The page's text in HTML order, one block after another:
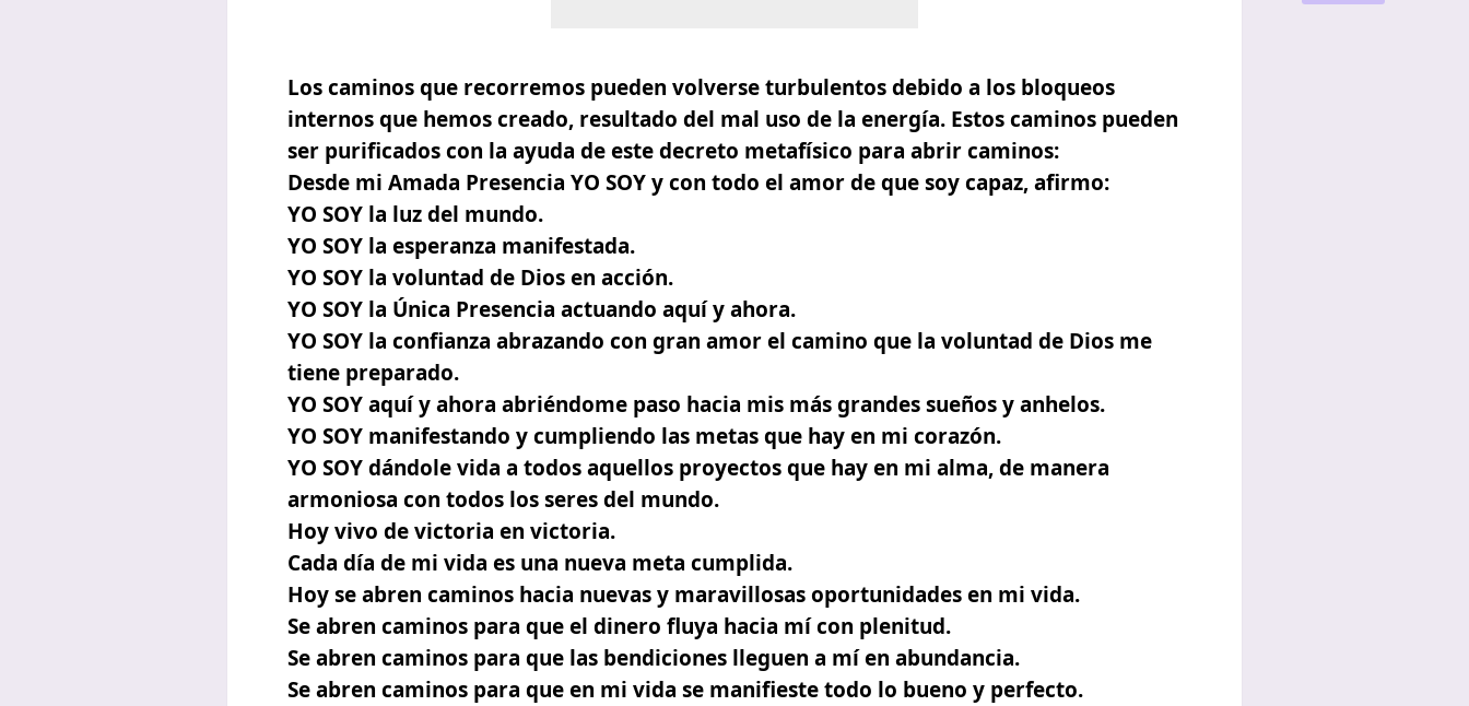
Los caminos que recorremos pueden volverse turbulentos debido a los bloqueos
internos que hemos creado, resultado del mal uso de la energía. Estos caminos pueden
ser purificados con la ayuda de este decreto metafísico para abrir caminos:
Desde mi Amada Presencia YO SOY y con todo el amor de que soy capaz, afirmo:
YO SOY la luz del mundo.
YO SOY la esperanza manifestada.
YO SOY la voluntad de Dios en acción.
YO SOY la Única Presencia actuando aquí y ahora.
YO SOY la confianza abrazando con gran amor el camino que la voluntad de Dios me
tiene preparado.
YO SOY aquí y ahora abriéndome paso hacia mis más grandes sueños y anhelos.
YO SOY manifestando y cumpliendo las metas que hay en mi corazón.
YO SOY dándole vida a todos aquellos proyectos que hay en mi alma, de manera
armoniosa con todos los seres del mundo.
Hoy vivo de victoria en victoria.
Cada día de mi vida es una nueva meta cumplida.
Hoy se abren caminos hacia nuevas y maravillosas oportunidades en mi vida.
Se abren caminos para que el dinero fluya hacia mí con plenitud.
Se abren caminos para que las bendiciones lleguen a mí en abundancia.
Se abren caminos para que en mi vida se manifieste todo lo bueno y perfecto.